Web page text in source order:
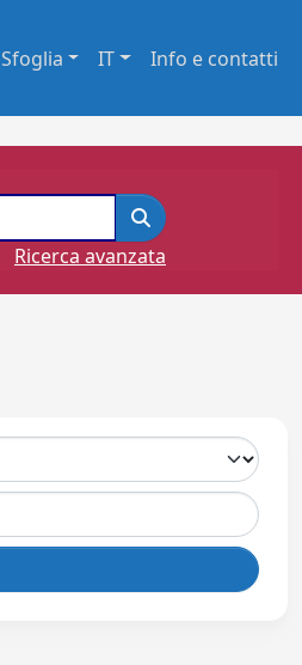
Sfoglia IT Info e contatti
Ricerca avanzata